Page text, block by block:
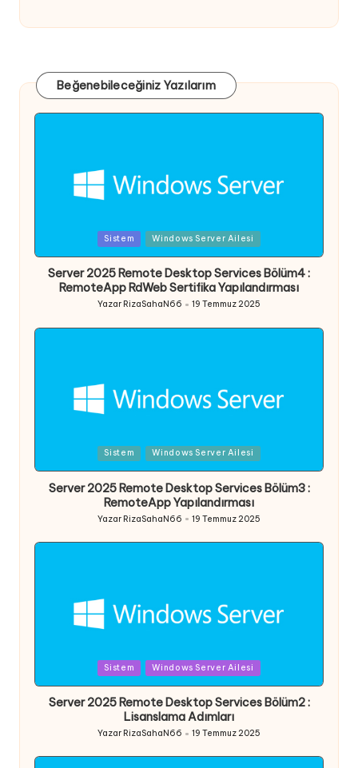
Beğenebileceğiniz Yazılarım
in
Sistem Windows Server Ailesi
Server 2025 Remote Desktop Services Bölüm4 :
RemoteApp RdWeb Sertifika Yapılandırması
Yazar RizaSahaN66 19 Temmuz 2025
in
Sistem Windows Server Ailesi
Server 2025 Remote Desktop Services Bölüm3 :
RemoteApp Yapılandırması
Posted
Yazar RizaSahaN66 19 Temmuz 2025
in
Sistem Windows Server Ailesi
Server 2025 Remote Desktop Services Bölüm2 :
Lisanslama Adımları
Posted
by
Yazar RizaSahaN66 19 Temmuz 2025